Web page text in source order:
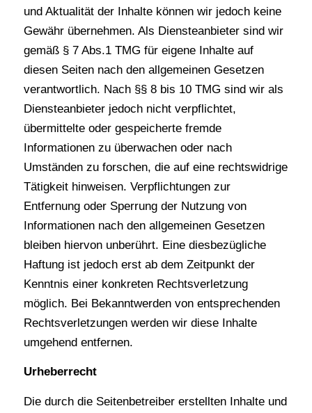
und Aktualität der Inhalte können wir jedoch keine
Gewähr übernehmen. Als Diensteanbieter sind wir
gemäß § 7 Abs.1 TMG für eigene Inhalte auf
diesen Seiten nach den allgemeinen Gesetzen
verantwortlich. Nach §§ 8 bis 10 TMG sind wir als
Diensteanbieter jedoch nicht verpflichtet,
übermittelte oder gespeicherte fremde
Informationen zu überwachen oder nach
Umständen zu forschen, die auf eine rechtswidrige
Tätigkeit hinweisen. Verpflichtungen zur
Entfernung oder Sperrung der Nutzung von
Informationen nach den allgemeinen Gesetzen
bleiben hiervon unberührt. Eine diesbezügliche
Haftung ist jedoch erst ab dem Zeitpunkt der
Kenntnis einer konkreten Rechtsverletzung
möglich. Bei Bekanntwerden von entsprechenden
Rechtsverletzungen werden wir diese Inhalte
umgehend entfernen.
Urheberrecht
Die durch die Seitenbetreiber erstellten Inhalte und